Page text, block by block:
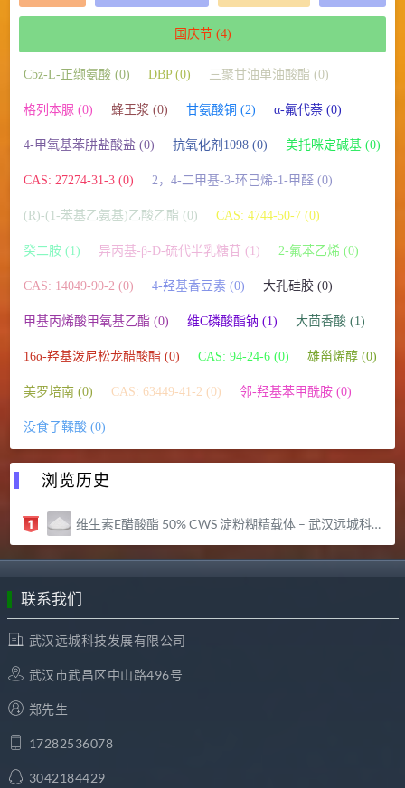
国庆节(4)
Cbz-L-正缬氨酸 (0) DBP (0) 三聚甘油单油酸酯 (0)
格列本脲 (0) 蜂王浆 (0) 甘氨酸铜 (2) α-氟代萘 (0)
4-甲氧基苯肼盐酸盐 (0) 抗氧化剂1098 (0) 美托咪定碱基 (0)
CAS: 27274-31-3 (0) 2，4-二甲基-3-环己烯-1-甲醛 (0)
(R)-(1-苯基乙氨基)乙酸乙酯 (0) CAS: 4744-50-7 (0)
癸二胺 (1) 异丙基-β-D-硫代半乳糖苷 (1) 2-氟苯乙烯 (0)
CAS: 14049-90-2 (0) 4-羟基香豆素 (0) 大孔硅胶 (0)
甲基丙烯酸甲氧基乙酯 (0) 维C磷酸酯钠 (1) 大茴香酸 (1)
16α-羟基泼尼松龙醋酸酯 (0) CAS: 94-24-6 (0) 雄甾烯醇 (0)
美罗培南 (0) CAS: 63449-41-2 (0) 邻-羟基苯甲酰胺 (0)
没食子鞣酸 (0)
浏览历史
维生素E醋酸酯 50% CWS 淀粉糊精载体 – 武汉远城科技发展有限公司
联系我们
武汉远城科技发展有限公司
武汉市武昌区中山路496号
郑先生
17282536078
3042184429